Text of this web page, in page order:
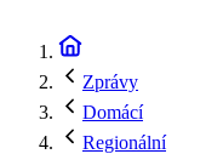
Zprávy
Domácí
Regionální